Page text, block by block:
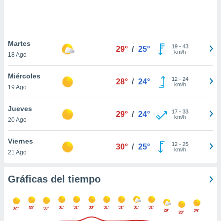
únicos
similares
como
sitio
de
posible
en
a lo que
Para
Martes
18 Ago
29° / 25° 19- 43
km/h
Miércoles
19 Ago
28° / 24° 12- 24
km/h
Jueves
20 Ago
29° / 24° 17- 33
km/h
Viernes
21 Ago
30° / 25° 12- 25
km/h
Gráficas del tiempo
30° 30° 30° 31° 31° 33° 31° 31° 31° 31°
29° 28° 29°